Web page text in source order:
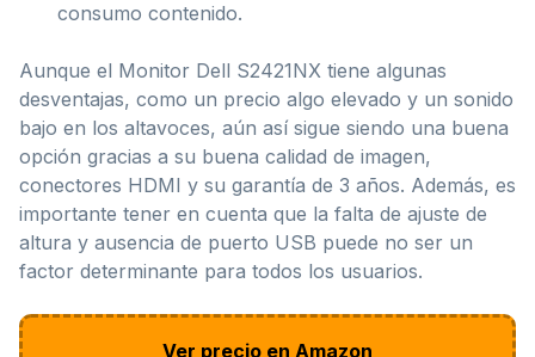
consumo contenido.
Aunque el Monitor Dell S2421NX tiene algunas
desventajas, como un precio algo elevado y un sonido
bajo en los altavoces, aún así sigue siendo una buena
opción gracias a su buena calidad de imagen,
conectores HDMI y su garantía de 3 años. Además, es
importante tener en cuenta que la falta de ajuste de
altura y ausencia de puerto USB puede no ser un
factor determinante para todos los usuarios.
Ver precio en Amazon